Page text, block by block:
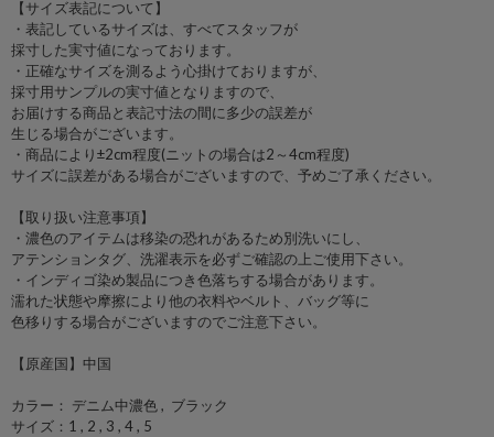
【サイズ表記について】
・表記しているサイズは、すべてスタッフが
採寸した実寸値になっております。
・正確なサイズを測るよう心掛けておりますが、
採寸用サンプルの実寸値となりますので、
お届けする商品と表記寸法の間に多少の誤差が
生じる場合がございます。
・商品により±2cm程度(ニットの場合は2～4cm程度)
サイズに誤差がある場合がございますので、予めご了承ください。
【取り扱い注意事項】
・濃色のアイテムは移染の恐れがあるため別洗いにし、
アテンションタグ、洗濯表示を必ずご確認の上ご使用下さい。
・インディゴ染め製品につき色落ちする場合があります。
濡れた状態や摩擦により他の衣料やベルト、バッグ等に
色移りする場合がございますのでご注意下さい。
【原産国】中国
カラー： デニム中濃色 , ブラック
サイズ：1 , 2 , 3 , 4 , 5